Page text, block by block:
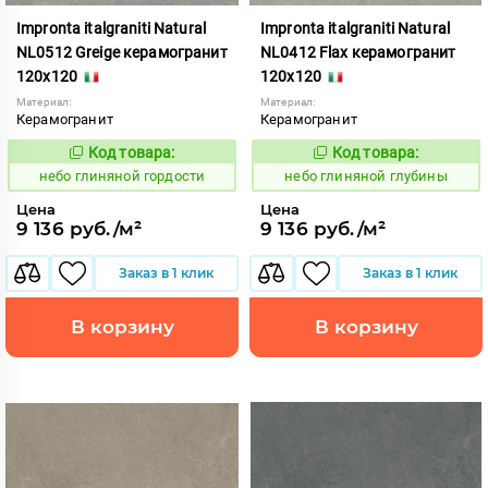
Impronta italgraniti Natural
NL0512 Greige керамогранит
120x120
Материал:
Керамогранит
1111518
Код товара:
небо глиняной гордости
Цена
9 136 руб./м²
Заказ в 1 клик
В корзину
Impronta italgraniti Natural
NL0412 Flax керамогранит
120x120
Материал:
Керамогранит
1111517
Код товара:
небо глиняной глубины
Цена
9 136 руб./м²
Заказ в 1 клик
В корзину